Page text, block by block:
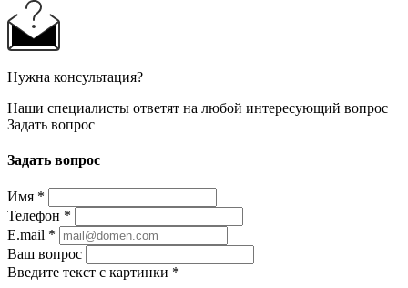
Нужна консультация?
Наши специалисты ответят на любой интересующий вопрос
Задать вопрос
Задать вопрос
Имя *
Телефон *
E.mail *
Ваш вопрос
Введите текст с картинки *